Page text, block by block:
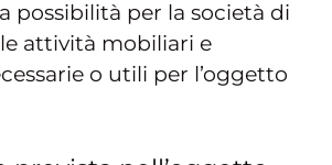
possibilità per la società di
attività mobiliari e
o utili per l’oggetto